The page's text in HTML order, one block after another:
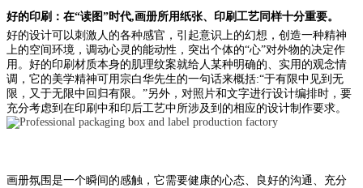
好的印刷：在“读图”时代,画册所用纸张、印刷工艺同样十分重要。
好的设计可以刺激人的各种感官，引起意识上的幻想，创造一种精神
上的空间环境，调动心灵的能动性，突出个体的“心”对外物的决定作
用。好的印刷材质本身的肌理纹案就给人某种明确的、实用的观念情
调，它的美学精神可用宗白华先生的一句话来概括:“于有限中见到无
限，又于无限中回归有限。”另外，对照片和文字进行设计编排时，要
充分考虑到在印刷中和印后工艺中所涉及到的相应的设计制作要求。
画册氛围是一个瞬间的感触，它需要健康的心态、良好的沟通、充分